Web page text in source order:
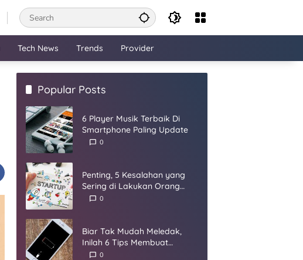
Tech News Trends Provider
Popular Posts
6 Player Musik Terbaik Di
Smartphone Paling Update
0
Penting, 5 Kesalahan yang
Sering di Lakukan Orang
Dalam Membangun Startup
0
Biar Tak Mudah Meledak,
Inilah 6 Tips Membuat
Baterai Smartphone Panjang
0